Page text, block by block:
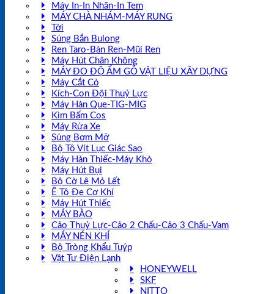
Máy In-In Nhãn-In Tem
MÁY CHÀ NHÁM-MÁY RUNG
Tời
Súng Bắn Bulong
Ren Taro-Bàn Ren-Mũi Ren
Máy Hút Chân Không
MÁY ĐO ĐỘ ẨM GỖ VẬT LIỆU XÂY DỰNG
Máy Cắt Cỏ
Kích-Con Đội Thuỷ Lực
Máy Hàn Que-TIG-MIG
Kìm Bấm Cos
Máy Rửa Xe
Súng Bơm Mỡ
Bộ Tô Vít Lục Giác Sao
Máy Hàn Thiếc-Máy Khò
Máy Hút Bụi
Bộ Cờ Lê Mỏ Lết
Ê Tô Đe Cơ Khí
Máy Hút Thiếc
MÁY BÀO
Cảo Thuỷ Lực-Cảo 2 Chấu-Cảo 3 Chấu-Vam
MÁY NÉN KHÍ
Bộ Tròng Khẩu Tuýp
Vật Tư Điện Lạnh
HONEYWELL
SKF
NITTO